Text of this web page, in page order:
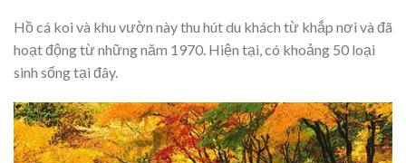
Hồ cá koi và khu vườn này thu hút du khách từ khắp nơi và đã
hoạt động từ những năm 1970. Hiện tại, có khoảng 50 loại
sinh sống tại đây.